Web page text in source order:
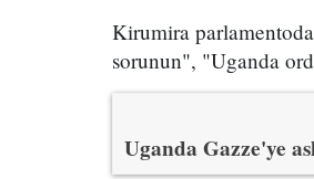
Kirumira
sorunun", "Uganda
Uganda Gazze'ye